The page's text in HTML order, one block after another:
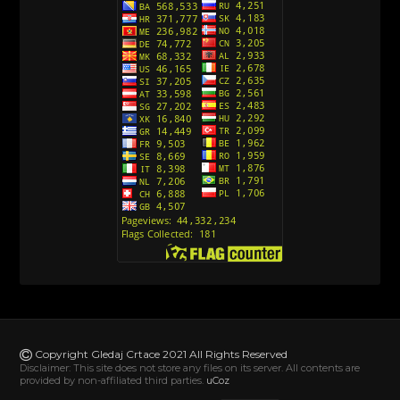
Action Man (Sinhronizovano na Hrvatski)
Action Man (2000) Sinhronizovano na Hrvatski
Andjeoski Prijatelji (Sinhronizovano na Srpski)
Ajkuca (Sharkdog) Sinhronizovano na Srpski
Alvin i veverice (Alvinnn!!! And the Chipmunks)
Sinhronizovano na Srpski
[78]
Abominable The Invisible (2022) Sinhronizovano
Copyright Gledaj Crtace 2021 All Rights Reserved
Disclaimer: This site does not store any files on its server. All contents are
provided by non-affiliated third parties. uCoz